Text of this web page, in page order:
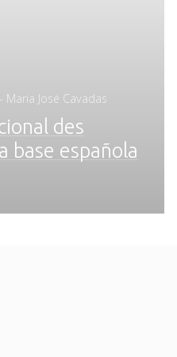
- Maria José Cavadas
des
base española